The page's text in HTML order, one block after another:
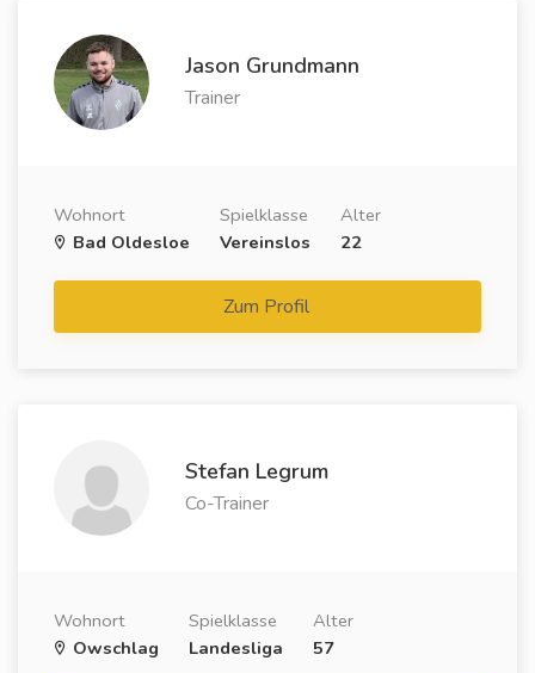
Jason Grundmann
Trainer
Wohnort
Bad Oldesloe
Spielklasse
Vereinslos
Alter
22
Zum Profil
Stefan Legrum
Co-Trainer
Wohnort
Owschlag
Spielklasse
Landesliga
Alter
57